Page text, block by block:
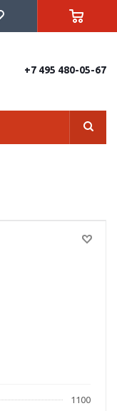
+7 495 480-05-67
1100